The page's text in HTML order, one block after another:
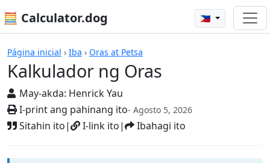
🧮 Calculator.dog 🇵🇭
Página inicial › Iba › Oras at Petsa
Kalkulador ng Oras
May-akda: Henrick Yau
I-print ang pahinang ito- Agosto 5, 2026
Sitahin ito| I-link ito| Ibahagi ito
Mga Kalkulador